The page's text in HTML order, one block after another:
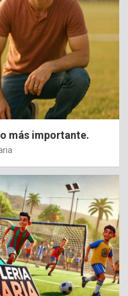
más importante.